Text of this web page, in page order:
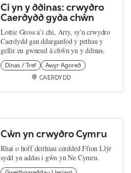
Ci yn y ddinas: crwydro
Caerdydd gyda chŵn
Lottie Gross a’i chi, Arty, sy'n crwydro
Caerdydd gan ddarganfod y pethau y
gellir eu gwneud â chŵn yn y ddinas.
Dinas / Tref
Awyr Agored
CAERDYDD
Cŵn yn crwydro Cymru
Rhai o hoff deithiau cerdded Ffion Llŷr
sydd yn addas i gŵn yn Ne Cymru.